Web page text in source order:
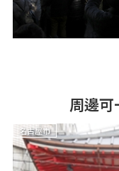
周邊
名古屋市